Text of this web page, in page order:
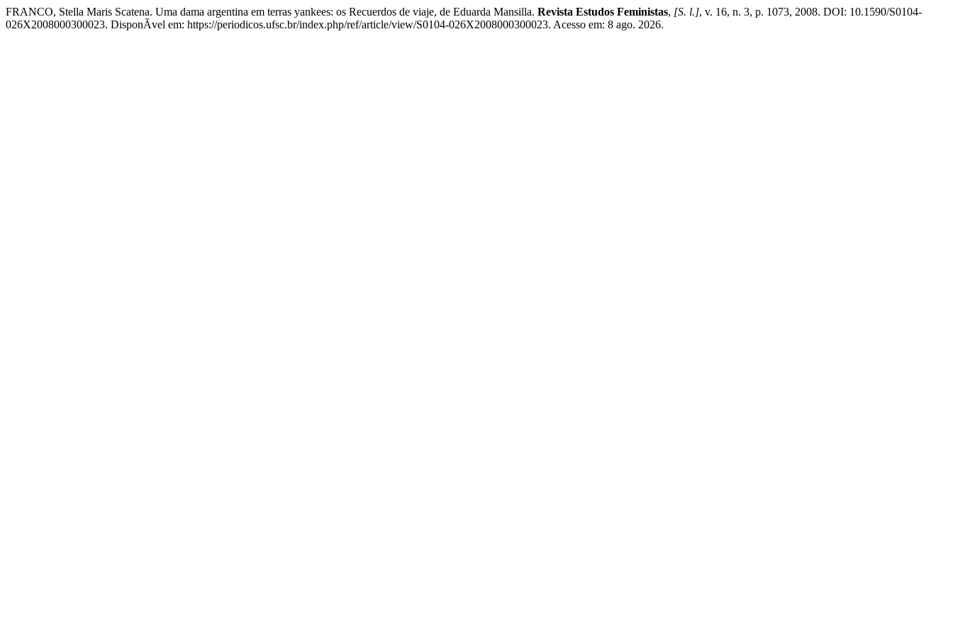
FRANCO, Stella Maris Scatena. Uma dama argentina em terras yankees: os Recuerdos de viaje, de Eduarda Mansilla. Revista Estudos Feministas, [S. l.], v. 16, n. 3, p. 1073, 2008. DOI: 10.1590/S0104-
026X2008000300023. DisponÃ­vel em: https://periodicos.ufsc.br/index.php/ref/article/view/S0104-026X2008000300023. Acesso em: 8 ago. 2026.